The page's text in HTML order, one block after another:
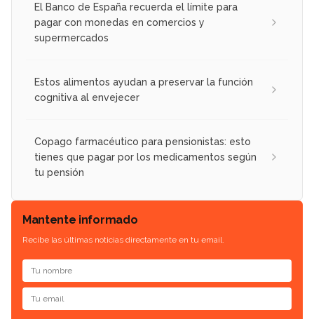
El Banco de España recuerda el límite para
pagar con monedas en comercios y
supermercados
Estos alimentos ayudan a preservar la función
cognitiva al envejecer
Copago farmacéutico para pensionistas: esto
tienes que pagar por los medicamentos según
tu pensión
Mantente informado
Recibe las últimas noticias directamente en tu email.